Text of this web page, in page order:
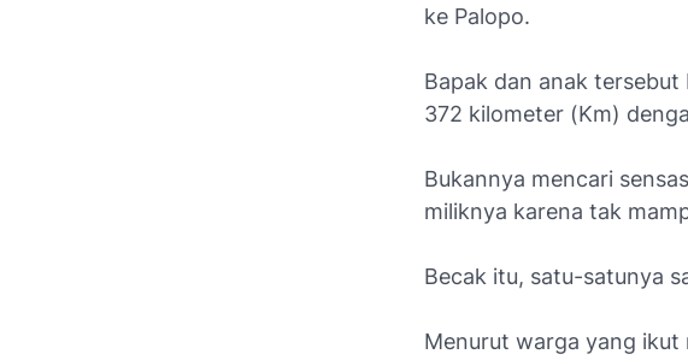
ke Palopo.
Bapak dan anak
372 kilometer (Km)
Bukannya mencari
miliknya karena tak
Becak itu, satu-satunya
Menurut warga yang ikut